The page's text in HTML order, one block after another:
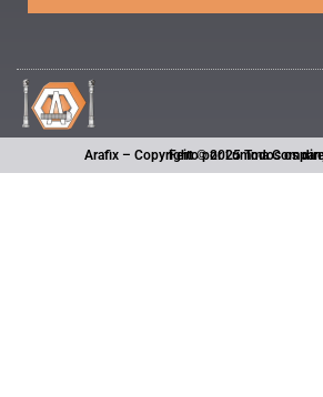
Arafix – Copyright © 2025 Todos os
Feito por Lumma